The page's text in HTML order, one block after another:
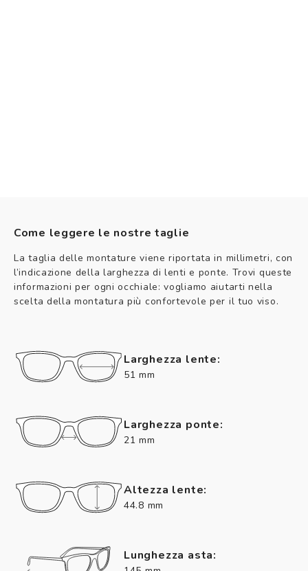
Come leggere le nostre taglie
La taglia delle montature viene riportata in millimetri, con
l’indicazione della larghezza di lenti e ponte. Trovi queste
informazioni per ogni occhiale: vogliamo aiutarti nella
scelta della montatura più confortevole per il tuo viso.
Larghezza lente:
51 mm
Larghezza ponte:
21 mm
Altezza lente:
44.8 mm
Lunghezza asta: